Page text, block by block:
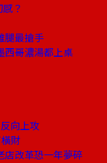
？
腿最搶手
哥濃湯都上桌
向上攻
財
改革恐一年夢碎